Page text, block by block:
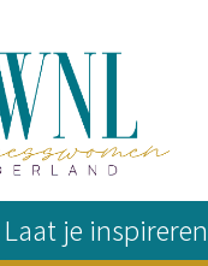
Laat je inspireren